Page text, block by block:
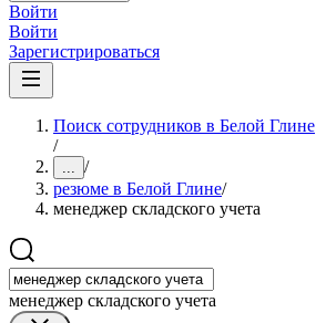
Войти
Войти
Зарегистрироваться
Поиск сотрудников в Белой Глине
/
... /
резюме в Белой Глине/
менеджер складского учета
менеджер складского учета